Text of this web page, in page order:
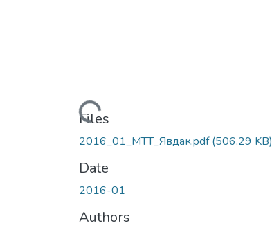
Loading...
Files
2016_01_МТТ_Явдак.pdf(506.29 KB)
Date
2016-01
Authors